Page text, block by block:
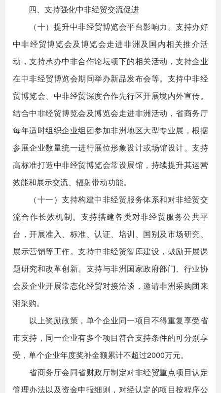
四、支持强化中非经贸交流促进
（十）提升中非经贸博览会平台影响力。支持办好
中非经贸博览会及博览会走进非洲及国内相关推介活
动，支持承办中非合作论坛项下的相关活动，支持企业
在中非经贸博览会期间举办新品发布会等。支持中非经
贸博览会、中非经贸深度合作先行区开展境内外宣传。
结合中非经贸博览会及博览会走进非洲活动，省商务厅
每年适时组织企业组团参加非洲地区大型专业展，根据
参展企业数量统一进行展位形象设计或场馆设计。支持
高标准打造中非经贸博览会常设展馆，持续提升其运营
效能和展示交流、辐射带动功能。
（十一）支持构建中非经贸服务体系和对非经贸交
流合作长效机制。支持搭建各类对非经贸服务公共平
台，开展准入、标准、认证、培训、国别及市场研究、
展示营销等工作。支持中非经贸智库建设，鼓励开展课
题研究和改革创新。支持与非洲国家政府部门、行业协
会及企业开展常态化经贸对接洽谈，邀请非洲采购团来
湘采购。
以上奖励政策，单个企业同一项目不得重复享受省
市支持，同一企业有多个项目符合支持条件的可分别享
受，单个企业年度奖补金额累计不超过2000万元。
省商务厅会同省财政厅制定对非经贸重点项目认定
管理办法以及资金申报细则，对经认定的项目按程序公